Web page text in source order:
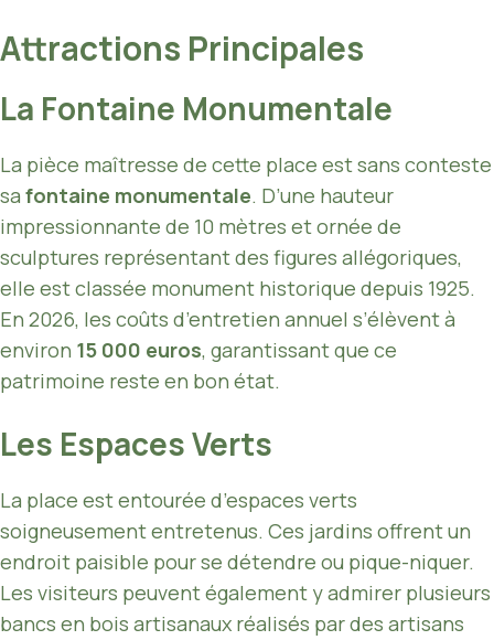
Attractions Principales
La Fontaine Monumentale
La pièce maîtresse de cette place est sans conteste
sa fontaine monumentale. D’une hauteur
impressionnante de 10 mètres et ornée de
sculptures représentant des figures allégoriques,
elle est classée monument historique depuis 1925.
En 2026, les coûts d’entretien annuel s’élèvent à
environ 15 000 euros, garantissant que ce
patrimoine reste en bon état.
Les Espaces Verts
La place est entourée d’espaces verts
soigneusement entretenus. Ces jardins offrent un
endroit paisible pour se détendre ou pique-niquer.
Les visiteurs peuvent également y admirer plusieurs
bancs en bois artisanaux réalisés par des artisans